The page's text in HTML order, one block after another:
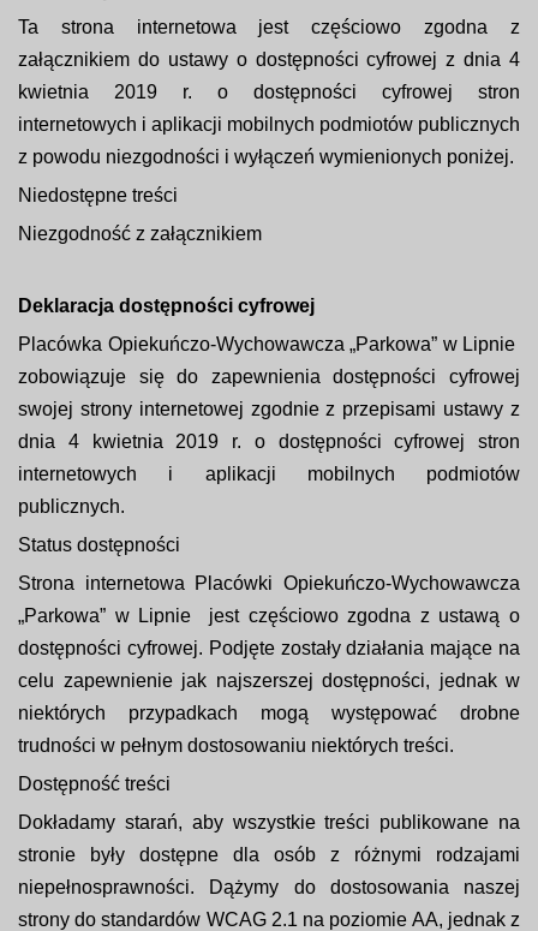
Ta strona internetowa jest częściowo zgodna z
załącznikiem do ustawy o dostępności cyfrowej z dnia 4
kwietnia 2019 r. o dostępności cyfrowej stron
internetowych i aplikacji mobilnych podmiotów publicznych
z powodu niezgodności i wyłączeń wymienionych poniżej.
Niedostępne treści
Niezgodność z załącznikiem
Deklaracja dostępności cyfrowej
Placówka Opiekuńczo-Wychowawcza „Parkowa” w Lipnie
zobowiązuje się do zapewnienia dostępności cyfrowej
swojej strony internetowej zgodnie z przepisami ustawy z
dnia 4 kwietnia 2019 r. o dostępności cyfrowej stron
internetowych i aplikacji mobilnych podmiotów
publicznych.
Status dostępności
Strona internetowa Placówki Opiekuńczo-Wychowawcza
„Parkowa” w Lipnie jest częściowo zgodna z ustawą o
dostępności cyfrowej. Podjęte zostały działania mające na
celu zapewnienie jak najszerszej dostępności, jednak w
niektórych przypadkach mogą występować drobne
trudności w pełnym dostosowaniu niektórych treści.
Dostępność treści
Dokładamy starań, aby wszystkie treści publikowane na
stronie były dostępne dla osób z różnymi rodzajami
niepełnosprawności. Dążymy do dostosowania naszej
strony do standardów WCAG 2.1 na poziomie AA, jednak z